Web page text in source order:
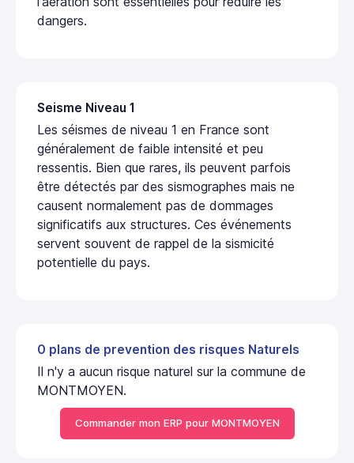
dangers.
Seisme Niveau 1
Les séismes de niveau 1 en France sont
généralement de faible intensité et peu
ressentis. Bien que rares, ils peuvent parfois
être détectés par des sismographes mais ne
causent normalement pas de dommages
significatifs aux structures. Ces événements
servent souvent de rappel de la sismicité
potentielle du pays.
0 plans de prevention des risques Naturels
Il n'y a aucun risque naturel sur la commune de
MONTMOYEN.
Commander mon ERP pour MONTMOYEN